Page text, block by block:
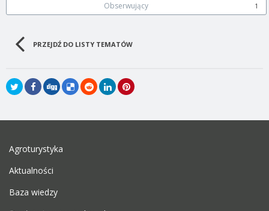
Obserwujący 1
PRZEJDŹ DO LISTY TEMATÓW
Agroturystyka
Aktualności
Baza wiedzy